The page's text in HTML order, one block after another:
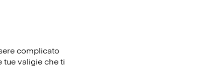
complicato
valigie che ti